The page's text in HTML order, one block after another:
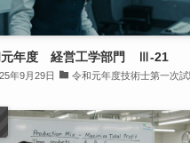
元年度 経営工学部門 Ⅲ-21
年9月29日 令和元年度技術士第一次